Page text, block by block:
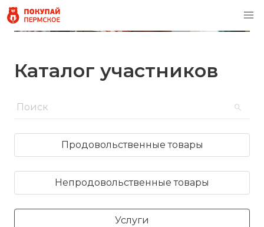
Каталог участников
Продовольственные товары
Непродовольственные товары
Услуги